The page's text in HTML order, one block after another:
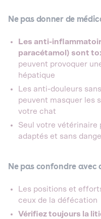
Ne pas donner de
Les anti-
paracétamol) sont
peuvent provoquer
hépatique
Les anti-douleurs
peuvent masquer les
votre chat
Seul votre vétérinaire
adaptés et sans
Ne pas confondre
Les positions et
ceux de la défécation
Vérifiez toujours la